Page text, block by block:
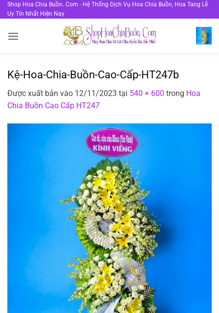
Bỏ
qua
dung
Shop Hoa Chia Buồn. Com - Hệ Thống Dịch Vụ Hoa Chia Buồn, Hoa Tang Lễ
Uy Tín Nhất Hiện Nay
Kệ-Hoa-Chia-Buồn-Cao-Cấp-HT247b
Được xuất bản vào 12/11/2023 tại 540 × 600 trong Hoa
Chia Buồn Cao Cấp HT247